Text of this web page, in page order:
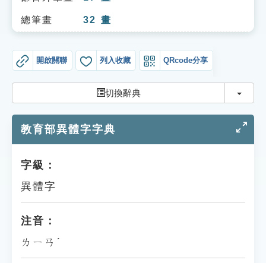
單字索引
貓頭鷹博士
總筆畫 32 畫
開啟關聯 列入收藏 QRcode分享
切換辭典 切換
教育部異體字字典
字級：
異體字
注音：
ㄌㄧㄢˊ